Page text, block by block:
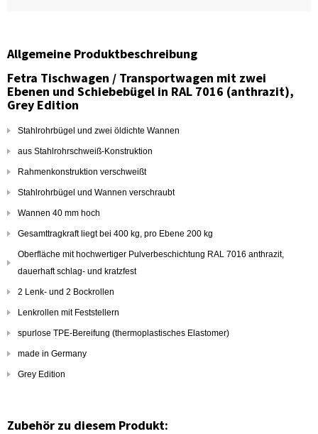
Allgemeine Produktbeschreibung
Fetra Tischwagen / Transportwagen mit zwei
Ebenen und Schiebebügel in RAL 7016 (anthrazit),
Grey Edition
Stahlrohrbügel und zwei öldichte Wannen
aus Stahlrohrschweiß-Konstruktion
Rahmenkonstruktion verschweißt
Stahlrohrbügel und Wannen verschraubt
Wannen 40 mm hoch
Gesamttragkraft liegt bei 400 kg, pro Ebene 200 kg
Oberfläche mit hochwertiger Pulverbeschichtung RAL 7016 anthrazit,
dauerhaft schlag- und kratzfest
2 Lenk- und 2 Bockrollen
Lenkrollen mit Feststellern
spurlose TPE-Bereifung (thermoplastisches Elastomer)
made in Germany
Grey Edition
Zubehör zu diesem Produkt: